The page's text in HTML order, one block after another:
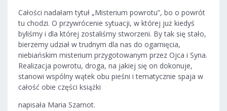
Całości nadałam tytuł „Misterium powrotu”, bo o powrót
tu chodzi. O przywrócenie sytuacji, w której już kiedyś
byliśmy i dla której zostaliśmy stworzeni. By tak się stało,
bierzemy udział w trudnym dla nas do ogarnięcia,
niebiańskim misterium przygotowanym przez Ojca i Syna.
Realizacja powrotu, droga, na jakiej się on dokonuje,
stanowi wspólny wątek obu pieśni i tematycznie spaja w
całość obie części książki
napisała Maria Szamot.